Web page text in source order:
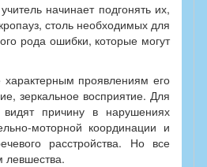
начинает подгонять их,
столь необходимых для
рода ошибки, которые могут
проявлениям его
зеркальное восприятие. Для
причину в нарушениях
моторной координации и
расстройства. Но все
левшества.